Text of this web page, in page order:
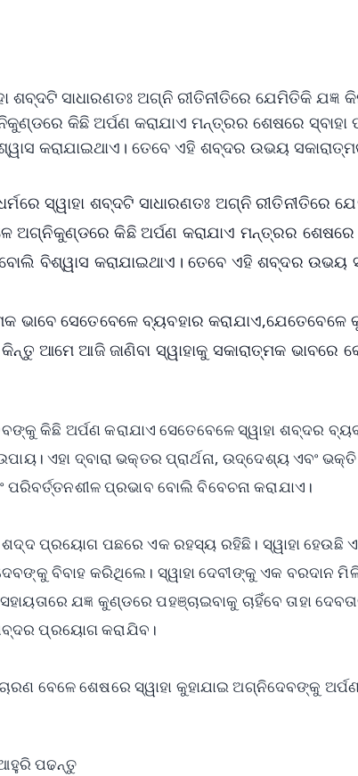
ଶବ୍ଦଟି ସାଧାରଣତଃ ଅଗ୍ନି ରୀତିନୀତିରେ ଯେମିତିକି ଯଜ୍ଞ
କିଛି ଅର୍ପଣ କରାଯାଏ ମନ୍ତ୍ରର ଶେଷରେ
କରାଯାଇଥାଏ। ତେବେ ଏହି ଶବ୍ଦର ଉଭୟ
ସ୍ୱାହା ଶବ୍ଦଟି ସାଧାରଣତଃ ଅଗ୍ନି ରୀତିନୀତିରେ
ଅଗ୍ନିକୁଣ୍ଡରେ କିଛି ଅର୍ପଣ କରାଯାଏ ମନ୍ତ୍ରର
ବିଶ୍ୱାସ କରାଯାଇଥାଏ। ତେବେ ଏହି ଶବ୍ଦର ଉଭୟ
ଭାବେ ସେତେବେଳେ ବ୍ୟବହାର କରାଯାଏ,ଯେତେବେଳେ
ଆମେ ଆଜି ଜାଣିବା ସ୍ୱାହାକୁ ସକାରାତ୍ମକ ଭାବରେ
କିଛି ଅର୍ପଣ କରାଯାଏ ସେତେବେଳେ ସ୍ୱାହା ଶବ୍ଦର
ଏହା ଦ୍ବାରା ଭକ୍ତର ପ୍ରାର୍ଥନା, ଉଦ୍ଦେଶ୍ୟ ଏବଂ
ପ୍ରଭାବ ବୋଲି ବିବେଚନା କରାଯାଏ।
ଶଦ୍ଦ ପ୍ରୟୋଗ ପଛରେ ଏକ ରହସ୍ୟ ରହିଛି। ସ୍ୱାହା ହେଉଛି
ବିବାହ କରିଥିଲେ। ସ୍ୱାହା ଦେବୀଙ୍କୁ ଏକ ବରଦାନ
ଯଜ୍ଞ କୁଣ୍ଡରେ ପହଞ୍ଚାଇବାକୁ ଚାହିଁବେ ତାହା
ପ୍ରୟୋଗ କରାଯିବ।
ବେଳେ ଶେଷରେ ସ୍ୱାହା କୁହାଯାଇ ଅଗ୍ନିଦେବଙ୍କୁ ଅର୍ପଣ
ପଢନ୍ତୁ